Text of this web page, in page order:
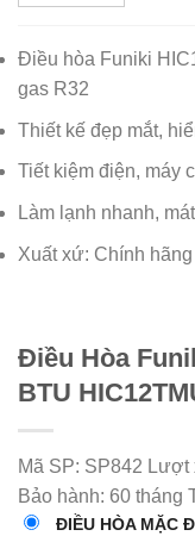
Điều hòa Funiki
gas R32
Thiết kế đẹp mắt,
Tiết kiệm điện, máy
Làm lạnh nhanh,
Xuất xứ: Chính
Điều Hòa
BTU
Mã SP: SP842 Lượt
Bảo hành: 60 tháng
ĐIỀU HÒA MẶC